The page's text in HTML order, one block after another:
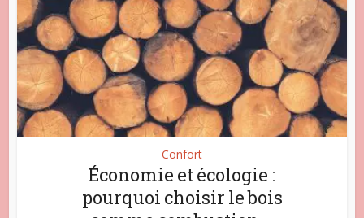
Confort
Économie et écologie :
pourquoi choisir le bois